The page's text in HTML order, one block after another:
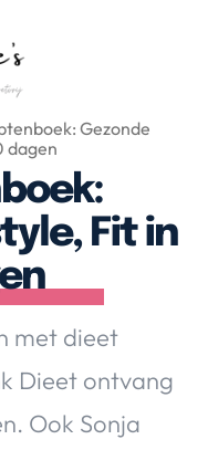
Gezonde
dagen
Fit in
met dieet
Dieet ontvang
Ook Sonja